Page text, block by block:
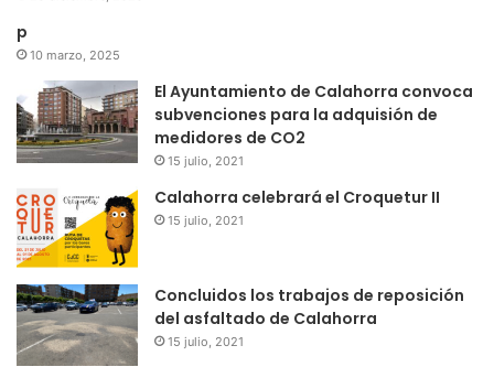
p
10 marzo, 2025
El Ayuntamiento de Calahorra convoca
subvenciones para la adquisión de
medidores de CO2
15 julio, 2021
Calahorra celebrará el Croquetur II
15 julio, 2021
Concluidos los trabajos de reposición
del asfaltado de Calahorra
15 julio, 2021